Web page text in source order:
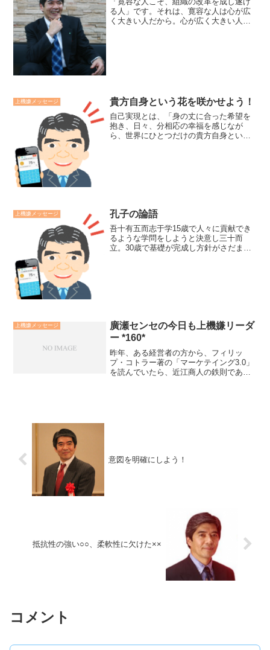
る人」です。それは、寛容な人は心が広
く大きい人だから。心が広く大きい人は
上機嫌メッセージ 貴方自身という花を咲かせよう！
自己実現とは、「身の丈に合った希望を
抱き、日々、分相応の幸福を感じなが
ら、世界にひとつだけの貴方自身という
上機嫌メッセージ 孔子の論語
吾十有五而志于学15歳で人々に貢献でき
るような学問をしようと決意し三十而
立。30歳で基礎が完成し方針がさだまり
上機嫌メッセージ
廣瀬センセの今日も上機嫌リーダ
ー *160*
昨年、ある経営者の方から、フィリッ
プ・コトラー著の「マーケテイング3.0」
を読んでいたら、近江商人の鉄則である
意図を明確にしよう！
抵抗性の強い○○、柔軟性に欠けた××
コメント